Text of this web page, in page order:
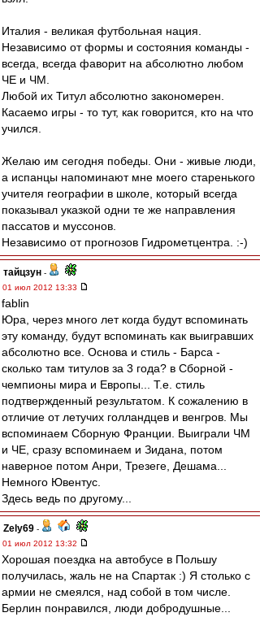
Италия - великая футбольная нация.
Независимо от формы и состояния команды -
всегда, всегда фаворит на абсолютно любом
ЧЕ и ЧМ.
Любой их Титул абсолютно закономерен.
Касаемо игры - то тут, как говорится, кто на что
учился.
Желаю им сегодня победы. Они - живые люди,
а испанцы напоминают мне моего старенького
учителя географии в школе, который всегда
показывал указкой одни те же направления
пассатов и муссонов.
Независимо от прогнозов Гидрометцентра. :-)
тайцзун -
01 июл 2012 13:33
fablin
Юра, через много лет когда будут вспоминать
эту команду, будут вспоминать как выигравших
абсолютно все. Основа и стиль - Барса -
сколько там титулов за 3 года? в Сборной -
чемпионы мира и Европы... Т.е. стиль
подтвержденный результатом. К сожалению в
отличие от летучих голландцев и венгров. Мы
вспоминаем Сборную Франции. Выиграли ЧМ
и ЧЕ, сразу вспоминаем и Зидана, потом
наверное потом Анри, Трезеге, Дешама...
Немного Ювентус.
Здесь ведь по другому...
Zely69 -
01 июл 2012 13:32
Хорошая поездка на автобусе в Польшу
получилась, жаль не на Спартак :) Я столько с
армии не смеялся, над собой в том числе.
Берлин понравился, люди добродушные...